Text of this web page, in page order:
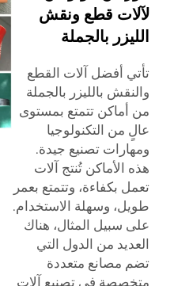
لآلات قطع ونقش
الليزر بالجملة
تأتي أفضل آلات القطع
والنقش بالليزر بالجملة
من أماكن تتمتع بمستوى
عالٍ من التكنولوجيا
ومهارات تصنيع جيدة.
هذه الأماكن تُنتج آلات
تعمل بكفاءة، وتتمتع بعمر
طويل، وسهلة الاستخدام.
على سبيل المثال، هناك
العديد من الدول التي
تضم مصانع متعددة
متخصصة في تصنيع آلات